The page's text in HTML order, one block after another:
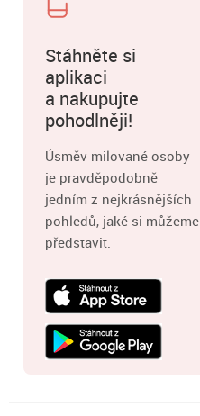
Stáhněte si
aplikaci
a nakupujte
pohodlněji!
Úsměv milované osoby
je pravděpodobně
jedním z nejkrásnějších
pohledů, jaké si můžeme
představit.